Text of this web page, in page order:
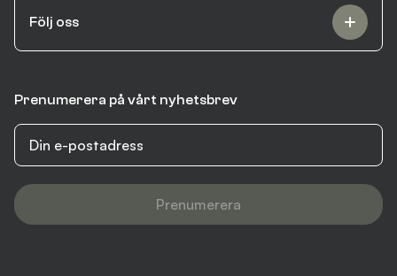
Prenumerera på vårt nyhetsbrev
Prenumerera
Följ oss